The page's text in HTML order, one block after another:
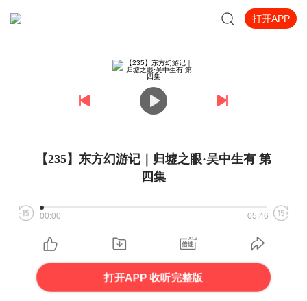
打开APP
【235】东方幻游记｜归墟之眼·吴中生有 第
四集
00:00 05:46
打开APP 收听完整版